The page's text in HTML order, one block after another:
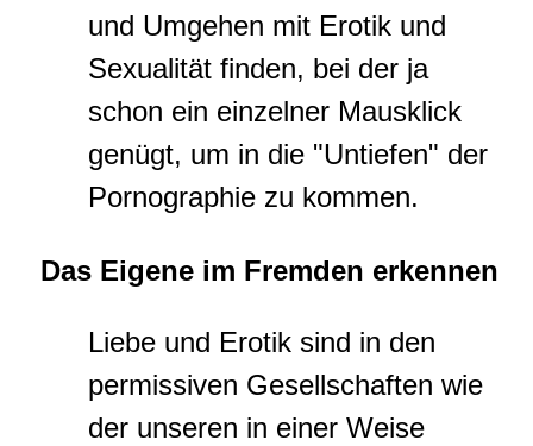
und Umgehen mit Erotik und
Sexualität finden, bei der ja
schon ein einzelner Mausklick
genügt, um in die "Untiefen" der
Pornographie zu kommen.
Das Eigene im Fremden erkennen
Liebe und Erotik sind in den
permissiven Gesellschaften wie
der unseren in einer Weise